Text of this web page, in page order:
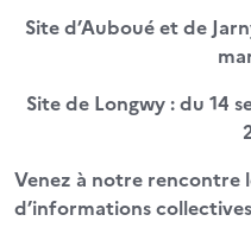
Site d’Auboué et de
Site de Longwy : du 14
Venez à notre rencontre
d’informations